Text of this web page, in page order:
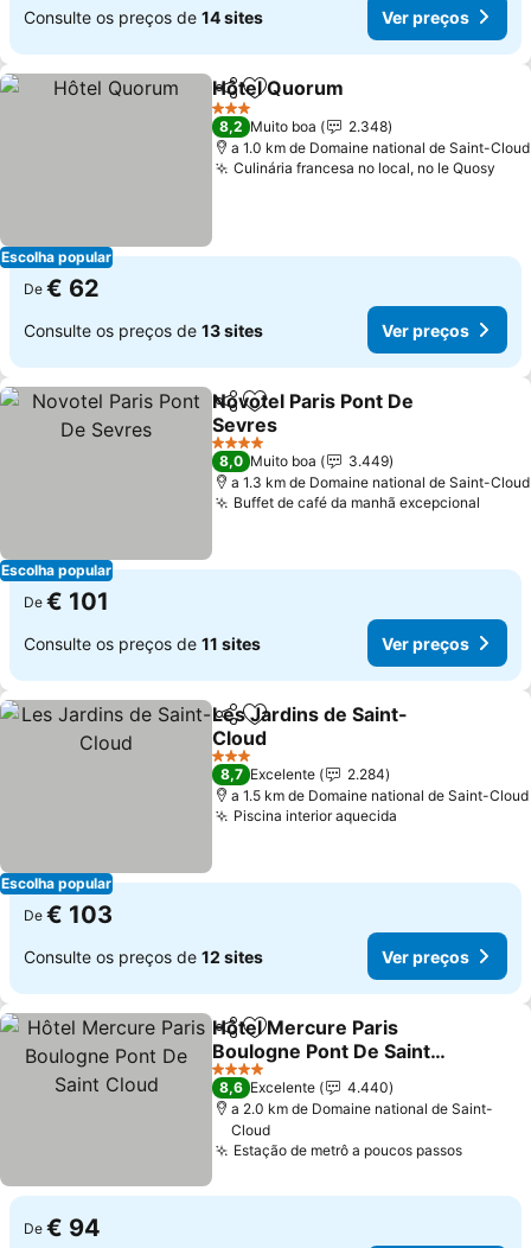
Consulte os preços de 14 sites Ver preços
Escolha popular
PartilharAdicionar aos favoritos
Hôtel Quorum
3 Estrelas
8,2 Muito boa
2.348
a 1.0 km de Domaine national de Saint-Cloud
Culinária francesa no local, no le Quosy
De € 62
Consulte os preços de 13 sites Ver preços
Escolha popular
PartilharAdicionar aos favoritos
Novotel Paris Pont De
Sevres
Ver preços
4 Estrelas
8,0 Muito boa
3.449
a 1.3 km de Domaine national de Saint-Cloud
Buffet de café da manhã excepcional
De € 101
Consulte os preços de 11 sites Ver preços
Escolha popular
PartilharAdicionar aos favoritos
Les Jardins de Saint-
Cloud
Ver preços
3 Estrelas
8,7 Excelente
2.284
a 1.5 km de Domaine national de Saint-Cloud
Piscina interior aquecida
De € 103
Consulte os preços de 12 sites Ver preços
PartilharAdicionar aos favoritos
Hôtel Mercure Paris
Boulogne Pont De Saint
Cloud
Ver preços
4 Estrelas
8,6 Excelente
4.440
a 2.0 km de Domaine national de Saint-
Cloud
Estação de metrô a poucos passosVer
De € 94